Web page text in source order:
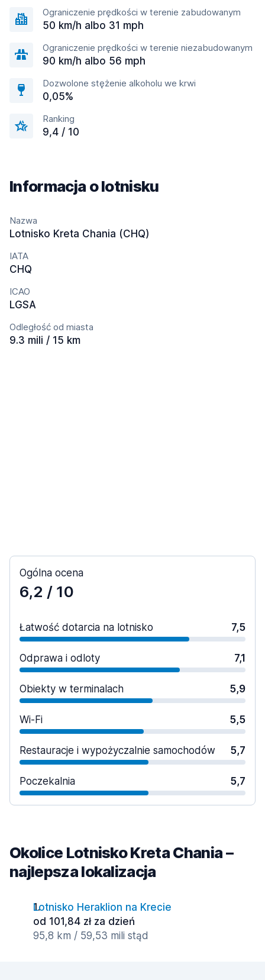
Ograniczenie prędkości w terenie zabudowanym
50 km/h albo 31 mph
Ograniczenie prędkości w terenie niezabudowanym
90 km/h albo 56 mph
Dozwolone stężenie alkoholu we krwi
0,05%
Ranking
9,4 / 10
Informacja o lotnisku
Nazwa
Lotnisko Kreta Chania (CHQ)
IATA
CHQ
ICAO
LGSA
Odległość od miasta
9.3 mili / 15 km
Ogólna ocena
6,2 / 10
Łatwość dotarcia na lotnisko 7,5
Odprawa i odloty 7,1
Obiekty w terminalach 5,9
Wi-Fi 5,5
Restauracje i wypożyczalnie samochodów 5,7
Poczekalnia 5,7
Okolice Lotnisko Kreta Chania –
najlepsza lokalizacja
Lotnisko Heraklion na Krecie
od 101,84 zł za dzień
95,8 km / 59,53 mili stąd